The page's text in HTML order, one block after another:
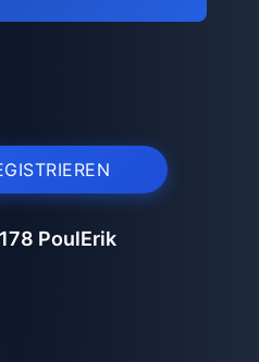
PoulErik